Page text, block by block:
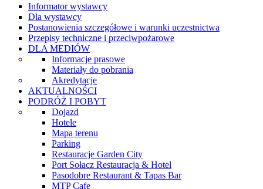
Informator wystawcy
Dla wystawcy
Postanowienia szczegółowe i warunki uczestnictwa
Przepisy techniczne i przeciwpożarowe
DLA MEDIÓW
Informacje prasowe
Materiały do pobrania
Akredytacje
AKTUALNOŚCI
PODRÓŻ I POBYT
Dojazd
Hotele
Mapa terenu
Parking
Restauracje Garden City
Port Sołacz Restauracja & Hotel
Pasodobre Restaurant & Tapas Bar
MTP Cafe